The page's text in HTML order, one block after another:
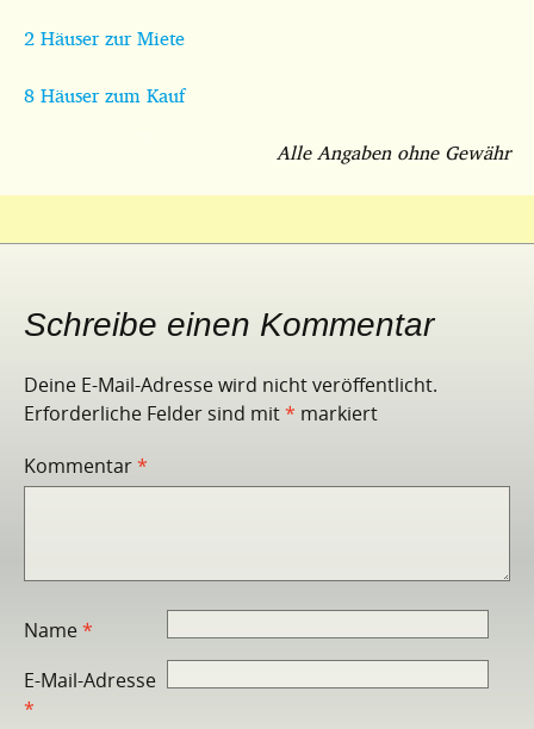
2 Häuser zur Miete
8 Häuser zum Kauf
Alle Angaben ohne Gewähr
Schreibe einen Kommentar
Deine E-Mail-Adresse wird nicht veröffentlicht.
Erforderliche Felder sind mit* markiert
Kommentar*
Name*
E-Mail-Adresse
*